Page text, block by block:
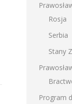
Rosja
Serbia
Stany
Program